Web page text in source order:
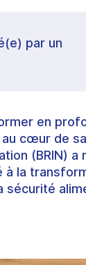
par un
en
cœur de
(BRIN)
la